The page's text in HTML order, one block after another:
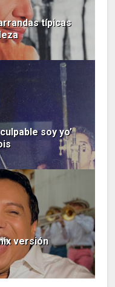
típicas
soy yo’
versión